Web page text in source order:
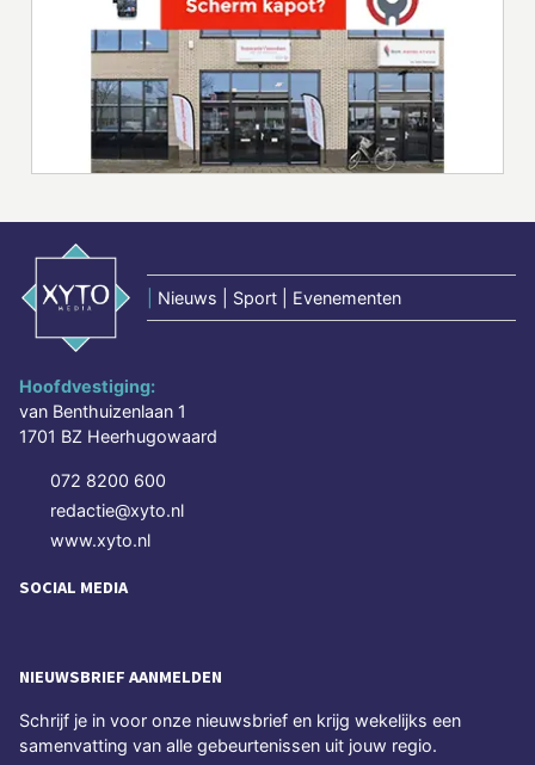
Nieuws | Sport | Evenementen
Hoofdvestiging:
van Benthuizenlaan 1
1701 BZ Heerhugowaard
072 8200 600
redactie@xyto.nl
www.xyto.nl
SOCIAL MEDIA
NIEUWSBRIEF AANMELDEN
Schrijf je in voor onze nieuwsbrief en krijg wekelijks een
samenvatting van alle gebeurtenissen uit jouw regio.